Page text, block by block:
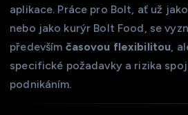
aplikace. Práce pro Bolt, ať už
nebo jako kurýr Bolt Food, se
především časovou flexibilitou ,
specifické požadavky a rizika
podnikáním.